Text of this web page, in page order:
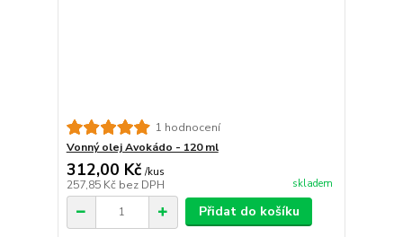
1 hodnocení
Vonný olej Avokádo - 120 ml
312,00 Kč /kus
257,85 Kč bez DPH skladem
Přidat do košíku